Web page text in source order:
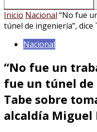
Inicio Nacional “No fue
túnel de ingeniería”, dice
Nacional
“No fue un
fue un túnel de
Tabe sobre
alcaldía Miguel